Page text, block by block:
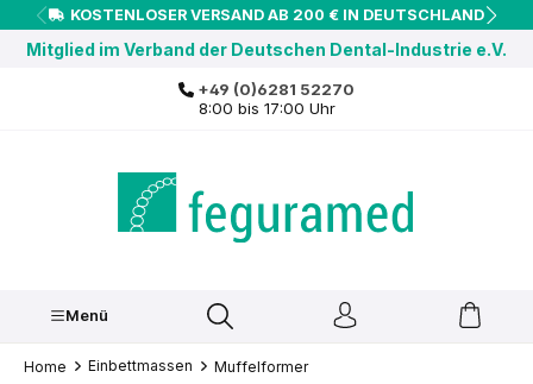
springen
KOSTENLOSER VERSAND AB 200 € IN DEUTSCHLAND
Mitglied im Verband der Deutschen Dental-Industrie e.V.
+49 (0)6281 52270
8:00 bis 17:00 Uhr
Menü
Home Einbettmassen Muffelformer